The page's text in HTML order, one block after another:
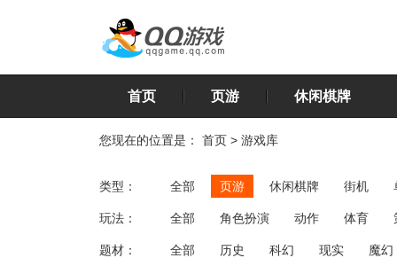
首页 页游 休闲棋牌
您现在的位置是： 首页 > 游戏库
类型： 全部 页游 休闲棋牌 街机
玩法： 全部 角色扮演 动作 体育
飞行
恋爱 第三人称射击 棋类
题材： 全部 历史 科幻 现实 魔幻